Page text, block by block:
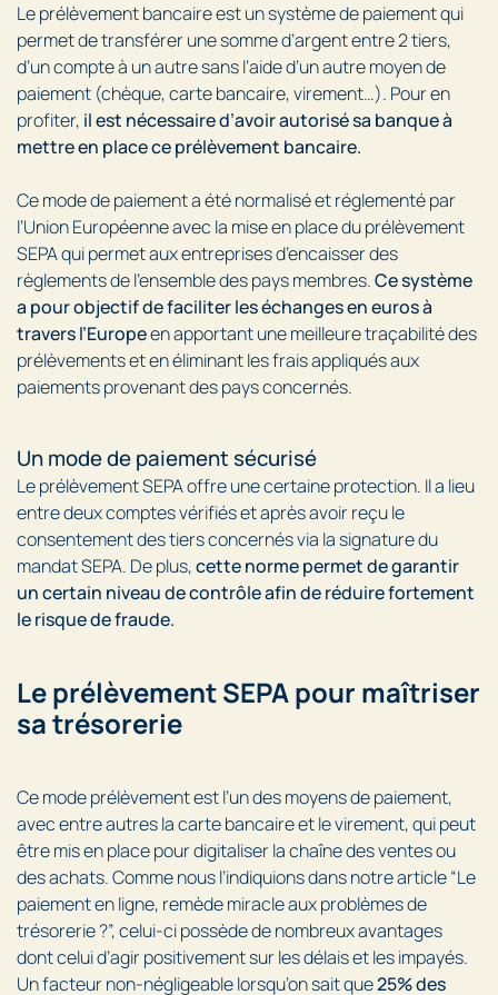
Le prélèvement bancaire est un système de paiement qui
permet de transférer une somme d’argent entre 2 tiers,
d’un compte à un autre sans l’aide d’un autre moyen de
paiement (chèque, carte bancaire, virement…). Pour en
profiter, il est nécessaire d’avoir autorisé sa banque à
mettre en place ce prélèvement bancaire.
Ce mode de paiement a été normalisé et réglementé par
l’Union Européenne avec la mise en place du prélèvement
SEPA qui permet aux entreprises d’encaisser des
règlements de l’ensemble des pays membres.Ce système
a pour objectif de faciliter les échanges en euros à
travers l’Europeen apportant une meilleure traçabilité des
prélèvements et en éliminant les frais appliqués aux
paiements provenant des pays concernés.
Un mode de paiement sécurisé
Le prélèvement SEPA offre une certaine protection. Il a lieu
entre deux comptes vérifiés et après avoir reçu le
consentement des tiers concernés via la signature du
mandat SEPA. De plus,cette norme permet de garantir
un certain niveau de contrôle afin de réduire fortement
le risque de fraude.
Le prélèvement SEPA pour maîtriser
sa trésorerie
Ce mode prélèvement est l’un des moyens de paiement,
avec entre autres la carte bancaire et le virement, qui peut
être mis en place pour digitaliser la chaîne des ventes ou
des achats. Comme nous l’indiquions dans notre article “Le
paiement en ligne, remède miracle aux problèmes de
trésorerie ?”, celui-ci possède de nombreux avantages
dont celui d’agir positivement sur les délais et les impayés.
Un facteur non-négligeable lorsqu’on sait que25% des